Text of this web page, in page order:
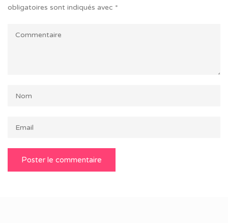
obligatoires sont indiqués avec *